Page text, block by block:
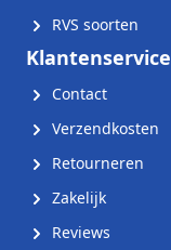
RVS soorten
Klantenservice
Contact
Verzendkosten
Retourneren
Zakelijk
Reviews